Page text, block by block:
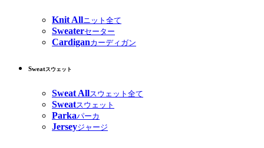
Knit Allニット全て
Sweaterセーター
Cardiganカーディガン
Sweatスウェット
Sweat Allスウェット全て
Sweatスウェット
Parkaパーカ
Jerseyジャージ